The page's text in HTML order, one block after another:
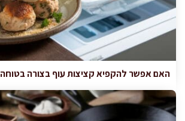
האם אפשר להקפיא קציצות עוף בצורה בטוחה